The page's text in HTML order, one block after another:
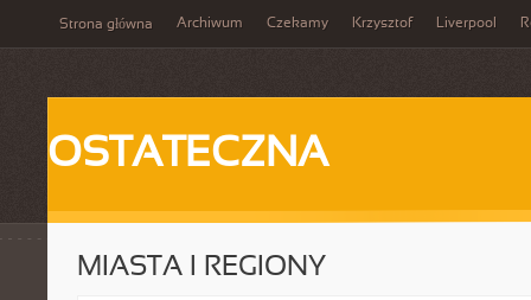
Strona główna Archiwum Czekamy Krzysztof Liverpool
OSTATECZNA
MIASTA I REGIONY